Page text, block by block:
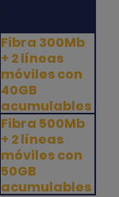
Fibra 300Mb
+ 2 líneas
móviles con
40GB
acumulables
Fibra 500Mb
+ 2 líneas
móviles con
50GB
acumulables